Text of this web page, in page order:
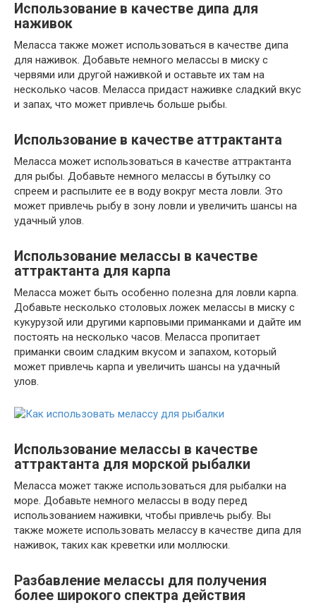
Использование в качестве дипа для
наживок
Меласса также может использоваться в качестве дипа
для наживок. Добавьте немного мелассы в миску с
червями или другой наживкой и оставьте их там на
несколько часов. Меласса придаст наживке сладкий вкус
и запах, что может привлечь больше рыбы.
Использование в качестве аттрактанта
Меласса может использоваться в качестве аттрактанта
для рыбы. Добавьте немного мелассы в бутылку со
спреем и распылите ее в воду вокруг места ловли. Это
может привлечь рыбу в зону ловли и увеличить шансы на
удачный улов.
Использование мелассы в качестве
аттрактанта для карпа
Меласса может быть особенно полезна для ловли карпа.
Добавьте несколько столовых ложек мелассы в миску с
кукурузой или другими карповыми приманками и дайте им
постоять на несколько часов. Меласса пропитает
приманки своим сладким вкусом и запахом, который
может привлечь карпа и увеличить шансы на удачный
улов.
Использование мелассы в качестве
аттрактанта для морской рыбалки
Меласса может также использоваться для рыбалки на
море. Добавьте немного мелассы в воду перед
использованием наживки, чтобы привлечь рыбу. Вы
также можете использовать мелассу в качестве дипа для
наживок, таких как креветки или моллюски.
Разбавление мелассы для получения
более широкого спектра действия